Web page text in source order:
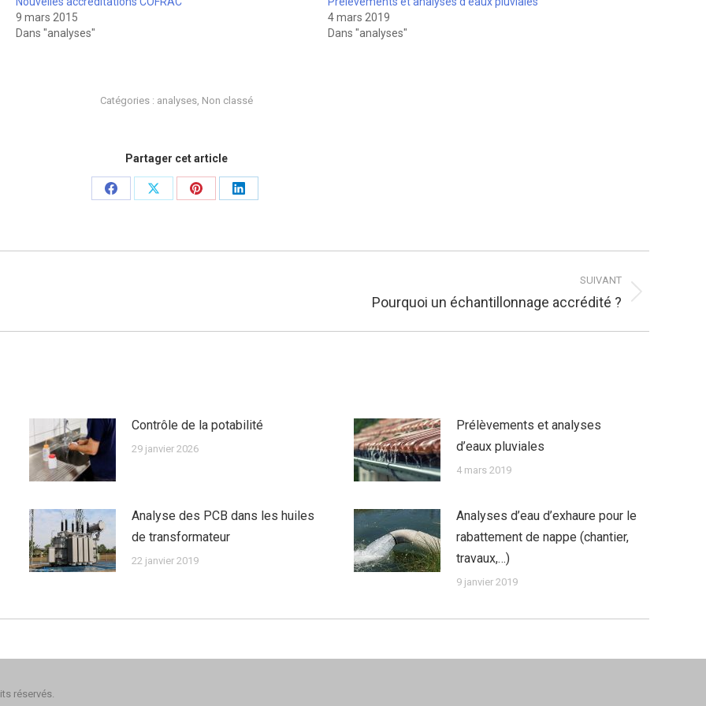
9 mars 2015
Dans "analyses"
4 mars 2019
Dans "analyses"
Catégories : analyses, Non classé
Partager cet article
PartagerPartagerPartagerPartager
SUIVANT
Pourquoi un échantillonnage accrédité ?
Contrôle de la potabilité
29 janvier 2026
Prélèvements et analyses
d’eaux pluviales
4 mars 2019
Analyse des PCB dans les huiles
de transformateur
22 janvier 2019
Analyses d’eau d’exhaure pour le
rabattement de nappe (chantier,
travaux,…)
9 janvier 2019
réservés.